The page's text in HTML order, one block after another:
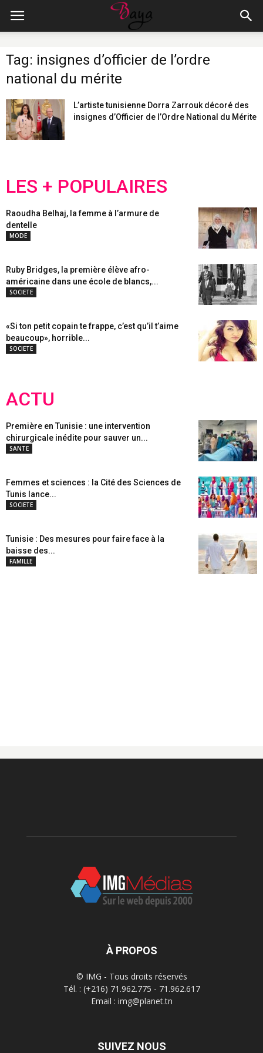
Tag: insignes d’officier de l’ordre
national du mérite
L’artiste tunisienne Dorra Zarrouk décoré des
insignes d’Officier de l’Ordre National du Mérite
LES + POPULAIRES
Raoudha Belhaj, la femme à l’armure de
dentelle
MODE
Ruby Bridges, la première élève afro-
américaine dans une école de blancs,...
SOCIETE
«Si ton petit copain te frappe, c’est qu’il t’aime
beaucoup», horrible...
SOCIETE
ACTU
Première en Tunisie : une intervention
chirurgicale inédite pour sauver un...
SANTE
Femmes et sciences : la Cité des Sciences de
Tunis lance...
SOCIETE
Tunisie : Des mesures pour faire face à la
baisse des...
FAMILLE
À PROPOS
© IMG - Tous droits réservés
Tél. : (+216) 71.962.775 - 71.962.617
Email : img@planet.tn
SUIVEZ NOUS